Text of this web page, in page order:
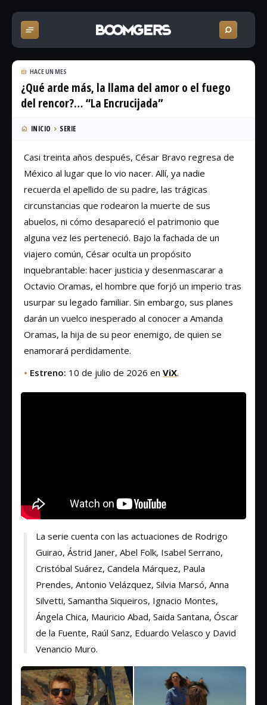
HACE UN MES
¿Qué arde más, la llama del amor o el fuego
del rencor?… “La Encrucijada”
INICIO SERIE
Casi treinta años después, César Bravo regresa de
México al lugar que lo vio nacer. Allí, ya nadie
recuerda el apellido de su padre, las trágicas
circunstancias que rodearon la muerte de sus
abuelos, ni cómo desapareció el patrimonio que
alguna vez les perteneció. Bajo la fachada de un
viajero común, César oculta un propósito
inquebrantable: hacer justicia y desenmascarar a
Octavio Oramas, el hombre que forjó un imperio tras
usurpar su legado familiar. Sin embargo, sus planes
darán un vuelco inesperado al conocer a Amanda
Oramas, la hija de su peor enemigo, de quien se
enamorará perdidamente.
• Estreno: 10 de julio de 2026 en ViX.
La serie cuenta con las actuaciones de Rodrigo
Guirao, Ástrid Janer, Abel Folk, Isabel Serrano,
Cristóbal Suárez, Candela Márquez, Paula
Prendes, Antonio Velázquez, Silvia Marsó, Anna
Silvetti, Samantha Siqueiros, Ignacio Montes,
Ángela Chica, Mauricio Abad, Saida Santana, Óscar
de la Fuente, Raúl Sanz, Eduardo Velasco y David
Venancio Muro.